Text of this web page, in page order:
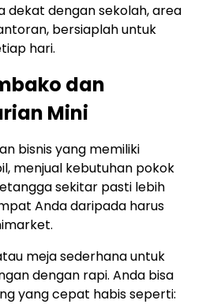
dekat dengan sekolah, area
bersiaplah untuk
hari.
dan
Mini
bisnis yang memiliki
menjual kebutuhan pokok
sekitar pasti lebih
Anda daripada harus
meja sederhana untuk
dengan rapi. Anda bisa
yang cepat habis seperti: